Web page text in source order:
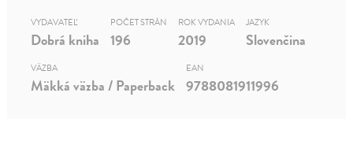
VYDAVATEĽ
Dobrá kniha
POČET STRÁN
196
ROK VYDANIA
2019
JAZYK
Slovenčina
VÄZBA
Mäkká väzba / Paperback
EAN
9788081911996